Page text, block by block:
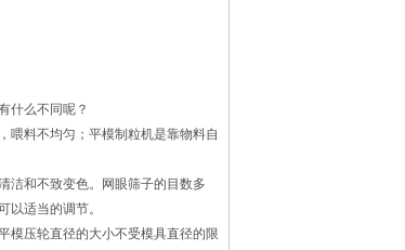
什么不同呢？
料不均匀；平模制粒机是靠物料自
和不致变色。网眼筛子的目数多
适当的调节。
压轮直径的大小不受模具直径的限